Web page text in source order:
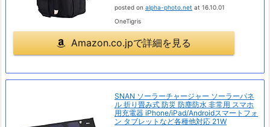
posted on alpha-photo.net at 16.10.01
OneTigris
Amazon.co.jpで詳細を見る
SNAN ソーラーチャージャー ソーラーパネ
ル 折り畳み式 防災 防塵防水 非常用 スマホ
用充電器 iPhone/iPad/Androidスマートフォ
ン タブレットなど各種他対応 21W